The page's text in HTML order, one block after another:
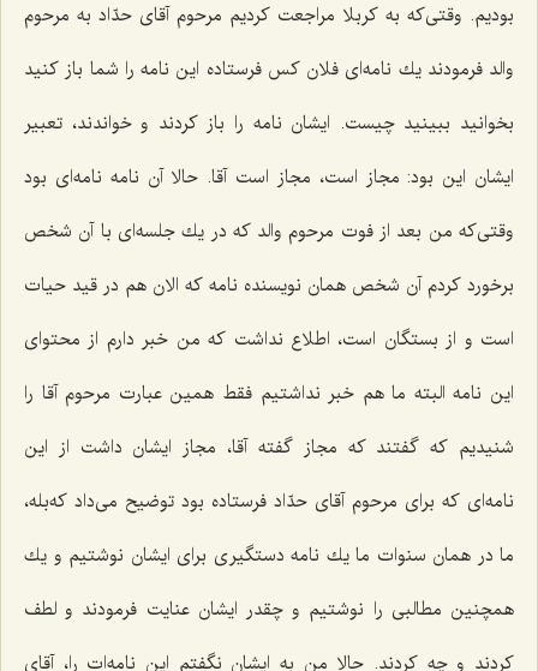
بودیم. وقتی‌كه به كربلا مراجعت كردیم مرحوم آقای حدّاد به مرحوم
والد فرمودند یك نامه‌ای فلان كس فرستاده این نامه را شما باز كنید
بخوانید ببینید چیست. ایشان نامه را باز كردند و خواندند، تعبیر
ایشان این بود: مجاز است، مجاز است آقا. حالا آن نامه نامه‌ای بود
وقتی‌كه من بعد از فوت مرحوم والد كه در یك جلسه‌ای با آن شخص
برخورد كردم آن شخص همان نویسنده نامه كه الان هم در قید حیات
است و از بستگان است، اطلاع نداشت كه من خبر دارم از محتوای
این نامه البته ما هم خبر نداشتیم فقط همین عبارت مرحوم آقا را
شنیدیم كه گفتند كه مجاز گفته آقا، مجاز ایشان داشت از این
نامه‌ای كه برای مرحوم آقای حدّاد فرستاده بود توضیح می‌داد كه‌بله،
ما در همان سنوات ما یك نامه دستگیری برای ایشان نوشتیم و یك
همچنین مطالبی را نوشتیم و چقدر ایشان عنایت فرمودند و لطف
كردند و چه كردند. حالا من به ایشان نگفتم این نامه‌ات را، آقای